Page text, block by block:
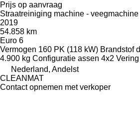
Prijs op aanvraag
Straatreiniging machine - veegmachine
2019
54.858 km
Euro 6
Vermogen 160 PK (118 kW) Brandstof
4.900 kg Configuratie assen 4x2 Vering
Nederland, Andelst
CLEANMAT
Contact opnemen met verkoper